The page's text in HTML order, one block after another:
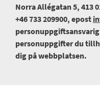
Norra Allégatan 5, 413
+46 733 209900, epost
personuppgifter du
dig på webbplatsen.